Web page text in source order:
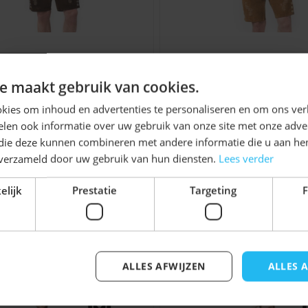
en andere
dragen.
spullen mee te
gaat van comfort of
Tiroler hoed
als je direct
Oktoberfest outfit
Nederland, geschikt
rundleer en
je voor 22:00 besteld
helpen we je
€ 79,99 € 79,99
iets voor u zijn!
met de tabtoets. U kunt de carrousel overslaan
maakt gebruik van cookies.
om inhoud en advertenties te personaliseren en om ons
ook informatie over uw gebruik van onze site met onze
deze kunnen combineren met andere informatie die u aan
door uw gebruik van hun diensten. Lees verder
Prestatie Targeting
ALLES
ALLES AFWIJZEN
Ontvang5%
KORTING!
Schrijf je nu in voor de nieuwsbrief en ontvang toegang
tot exclusieve kortingen!
Voor- en achternaam
Inschrijven